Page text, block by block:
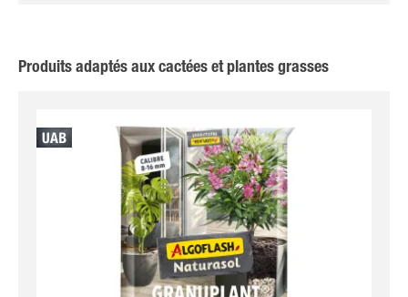
Produits adaptés aux cactées et plantes grasses